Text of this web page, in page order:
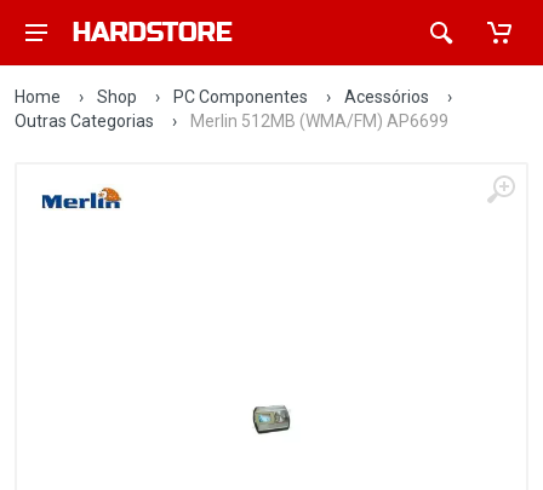
Home › Shop › PC Componentes › Acessórios
›
Outras Categorias
› Merlin 512MB (WMA/FM) AP6699